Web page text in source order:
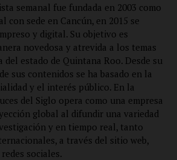
semanal fue fundada en 2003 como
con sede en Cancún, en 2015 se
y digital. Su objetivo es
novedosa y atrevida a los temas
del estado de Quintana Roo. Desde su
sus contenidos se ha basado en la
y el interés público. En la
del Siglo opera como una empresa
global al difundir una variedad
y en tiempo real, tanto
a través del sitio web,
sociales.